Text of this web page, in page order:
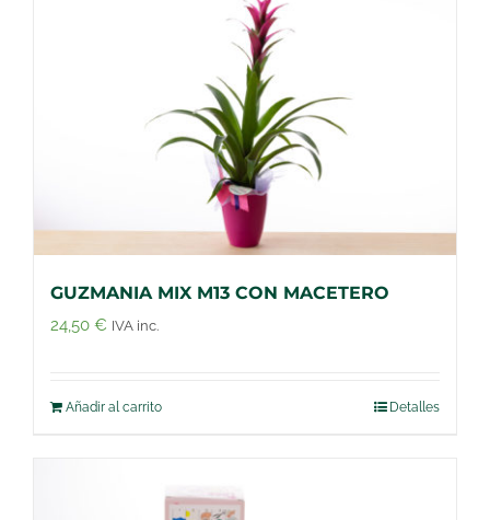
GUZMANIA MIX M13 CON MACETERO
24,50 € IVA inc.
Añadir al carrito Detalles